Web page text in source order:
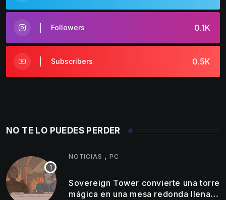
0.1K
Followers
0.5K
Subscribers
NO TE LO PUEDES PERDER
NOTICIAS ,PC
Sovereign Tower convierte una torre
mágica en una mesa redonda llena